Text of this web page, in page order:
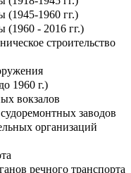
(1945-1960 гг.)
(1960 - 2016 гг.)
строительство
1960 г.)
вокзалов
заводов
организаций
речного транспорта